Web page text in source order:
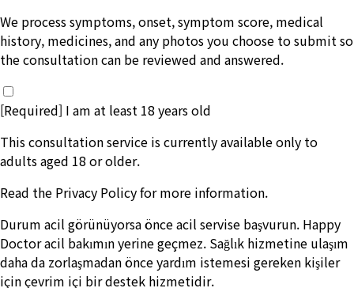
We process symptoms, onset, symptom score, medical
history, medicines, and any photos you choose to submit so
the consultation can be reviewed and answered.
[Required] I am at least 18 years old
This consultation service is currently available only to
adults aged 18 or older.
Read the Privacy Policyfor more information.
Durum acil görünüyorsa önce acil servise başvurun. Happy
Doctor acil bakımın yerine geçmez. Sağlık hizmetine ulaşım
daha da zorlaşmadan önce yardım istemesi gereken kişiler
için çevrim içi bir destek hizmetidir.